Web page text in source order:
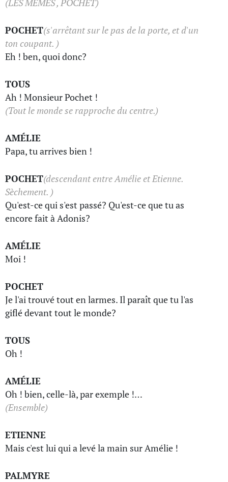
(LES MÊMES , POCHET)
POCHET(s'arrêtant sur le pas de la porte, et d'un
ton coupant. )
Eh ! ben, quoi donc?
TOUS
Ah ! Monsieur Pochet !
(Tout le monde se rapproche du centre.)
AMÉLIE
Papa, tu arrives bien !
POCHET(descendant entre Amélie et Etienne.
Sèchement. )
Qu'est-ce qui s'est passé? Qu'est-ce que tu as
encore fait à Adonis?
AMÉLIE
Moi !
POCHET
Je l'ai trouvé tout en larmes. Il paraît que tu l'as
giflé devant tout le monde?
TOUS
Oh !
AMÉLIE
Oh ! bien, celle-là, par exemple !…
(Ensemble)
ETIENNE
Mais c'est lui qui a levé la main sur Amélie !
PALMYRE